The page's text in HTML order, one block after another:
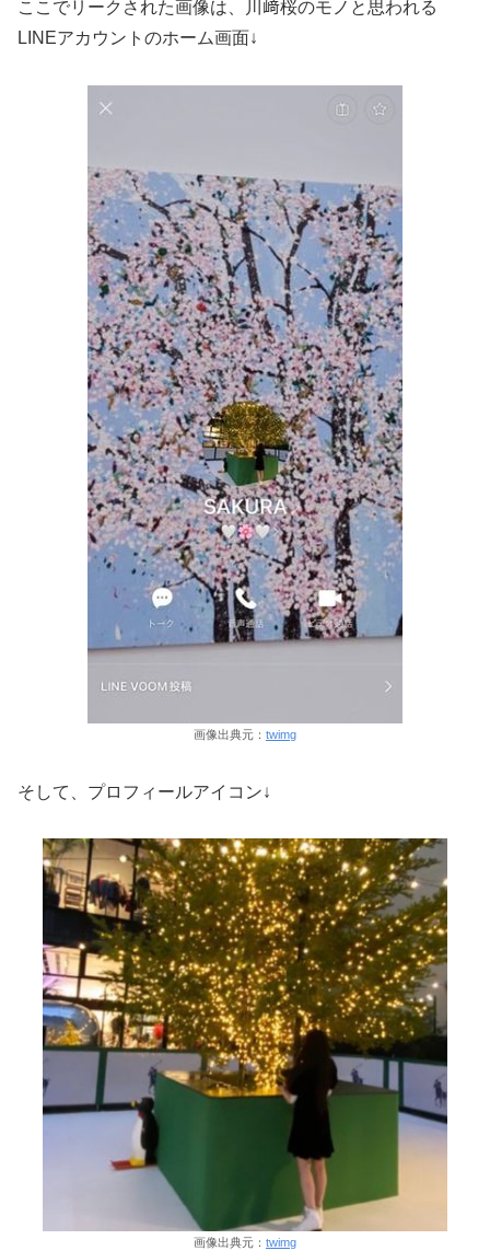
ここでリークされた画像は、川﨑桜のモノと思われる
LINEアカウントのホーム画面↓
画像出典元： twimg
そして、プロフィールアイコン↓
画像出典元： twimg